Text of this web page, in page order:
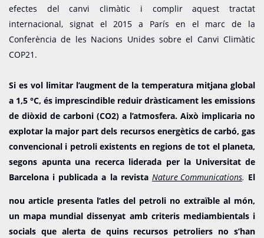
efectes del canvi climàtic i complir aquest tractat
internacional, signat el 2015 a París en el marc de la
Conferència de les Nacions Unides sobre el Canvi Climàtic
COP21.
Si es vol limitar l’augment de la temperatura mitjana global
a 1,5 °C, és imprescindible reduir dràsticament les emissions
de diòxid de carboni (CO2) a l’atmosfera. Això implicaria no
explotar la major part dels recursos energètics de carbó, gas
convencional i petroli existents en regions de tot el planeta,
segons apunta una recerca liderada per la Universitat de
Barcelona i publicada a la revista Nature Communications. El
nou article presenta l’atles del petroli no extraïble al món,
un mapa mundial dissenyat amb criteris mediambientals i
socials que alerta de quins recursos petroliers no s’han